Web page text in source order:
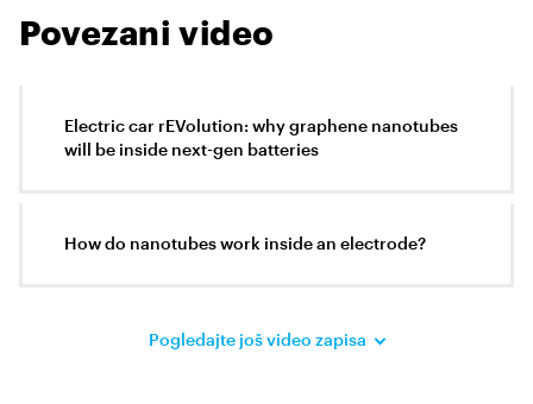
Povezani video
Electric car rEVolution: why graphene nanotubes
will be inside next-gen batteries
How do nanotubes work inside an electrode?
Pogledajte još video zapisa